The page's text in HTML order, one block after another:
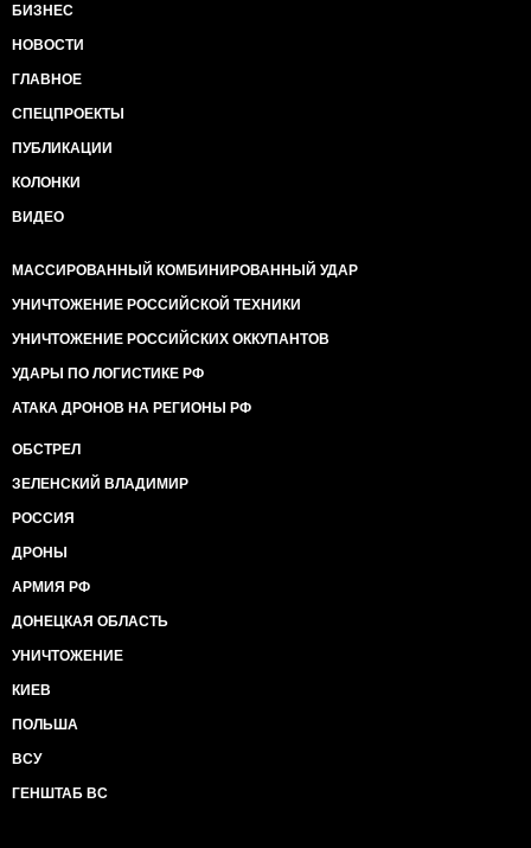
БИЗНЕС
НОВОСТИ
ГЛАВНОЕ
СПЕЦПРОЕКТЫ
ПУБЛИКАЦИИ
КОЛОНКИ
ВИДЕО
МАССИРОВАННЫЙ КОМБИНИРОВАННЫЙ УДАР
УНИЧТОЖЕНИЕ РОССИЙСКОЙ ТЕХНИКИ
УНИЧТОЖЕНИЕ РОССИЙСКИХ ОККУПАНТОВ
УДАРЫ ПО ЛОГИСТИКЕ РФ
АТАКА ДРОНОВ НА РЕГИОНЫ РФ
ОБСТРЕЛ
ЗЕЛЕНСКИЙ ВЛАДИМИР
РОССИЯ
ДРОНЫ
АРМИЯ РФ
ДОНЕЦКАЯ ОБЛАСТЬ
УНИЧТОЖЕНИЕ
КИЕВ
ПОЛЬША
ВСУ
ГЕНШТАБ ВС